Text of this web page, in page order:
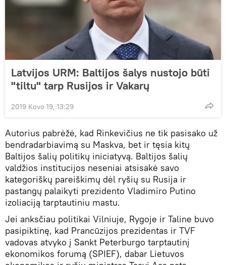
Latvijos URM: Baltijos šalys nustojo būti
"tiltu" tarp Rusijos ir Vakarų
2019 Kovo 19, 13:29
Autorius pabrėžė, kad Rinkevičius ne tik pasisako už
bendradarbiavimą su Maskva, bet ir tęsia kitų
Baltijos šalių politikų iniciatyvą. Baltijos šalių
valdžios institucijos neseniai atsisakė savo
kategoriškų pareiškimų dėl ryšių su Rusija ir
pastangų palaikyti prezidento Vladimiro Putino
izoliaciją tarptautiniu mastu.
Jei anksčiau politikai Vilniuje, Rygoje ir Taline buvo
pasipiktinę, kad Prancūzijos prezidentas ir TVF
vadovas atvyko į Sankt Peterburgo tarptautinį
ekonomikos forumą (SPIEF), dabar Lietuvos